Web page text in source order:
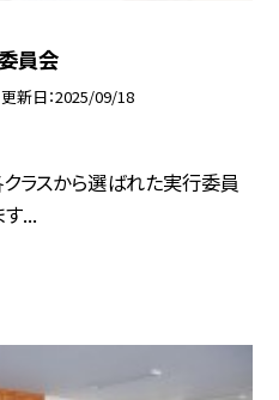
員会
更新日 2025/09/18
ラスから選ばれた実行委員
...